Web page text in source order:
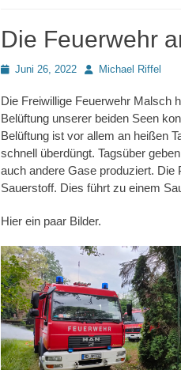
Die Feuerwehr
PostedJuni 26, 2022 AutorMichael Riffel
Die Freiwillige Feuerwehr Malsch
Belüftung unserer beiden Seen
Belüftung ist vor allem an heißen
schnell überdüngt. Tagsüber
auch andere Gase produziert. Die
Sauerstoff. Dies führt zu einem
Hier ein paar Bilder.